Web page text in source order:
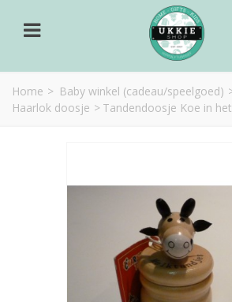
Home > Baby winkel (cadeau/speelgoed)
Haarlok doosje > Tandendoosje Koe in